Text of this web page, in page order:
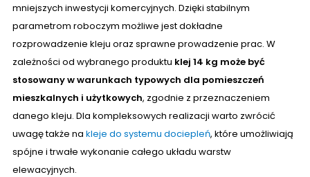
mniejszych inwestycji komercyjnych. Dzięki stabilnym
parametrom roboczym możliwe jest dokładne
rozprowadzenie kleju oraz sprawne prowadzenie prac. W
zależności od wybranego produktu klej 14 kg może być
stosowany w warunkach typowych dla pomieszczeń
mieszkalnych i użytkowych, zgodnie z przeznaczeniem
danego kleju. Dla kompleksowych realizacji warto zwrócić
uwagę także nakleje do systemu dociepleń, które umożliwiają
spójne i trwałe wykonanie całego układu warstw
elewacyjnych.